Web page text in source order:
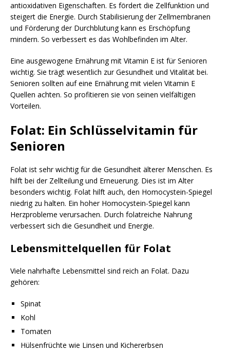
antioxidativen Eigenschaften. Es fördert die Zellfunktion und
steigert die Energie. Durch Stabilisierung der Zellmembranen
und Förderung der Durchblutung kann es Erschöpfung
mindern. So verbessert es das Wohlbefinden im Alter.
Eine ausgewogene Ernährung mit Vitamin E ist für Senioren
wichtig. Sie trägt wesentlich zur Gesundheit und Vitalität bei.
Senioren sollten auf eine Ernährung mit vielen Vitamin E
Quellen achten. So profitieren sie von seinen vielfältigen
Vorteilen.
Folat: Ein Schlüsselvitamin für
Senioren
Folat ist sehr wichtig für die Gesundheit älterer Menschen. Es
hilft bei der Zellteilung und Erneuerung. Dies ist im Alter
besonders wichtig. Folat hilft auch, den Homocystein-Spiegel
niedrig zu halten. Ein hoher Homocystein-Spiegel kann
Herzprobleme verursachen. Durch folatreiche Nahrung
verbessert sich die Gesundheit und Energie.
Lebensmittelquellen für Folat
Viele nahrhafte Lebensmittel sind reich an Folat. Dazu
gehören:
Spinat
Kohl
Tomaten
Hülsenfrüchte wie Linsen und Kichererbsen